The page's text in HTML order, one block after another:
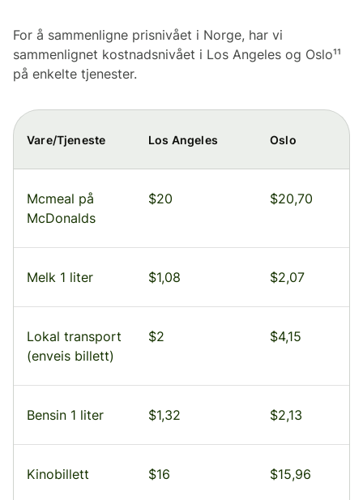
For å sammenligne prisnivået i Norge, har vi
sammenlignet kostnadsnivået i Los Angeles og Oslo¹¹
på enkelte tjenester.
Vare/Tjeneste Los Angeles Oslo
Mcmeal på
McDonalds
$20 $20,70
Melk 1 liter $1,08 $2,07
Lokal transport
(enveis billett)
$2 $4,15
Bensin 1 liter $1,32 $2,13
Kinobillett $16 $15,96